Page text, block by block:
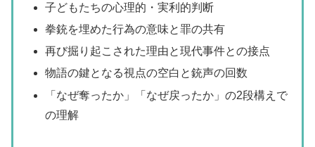
子どもたちの心理的・実利的判断
拳銃を埋めた行為の意味と罪の共有
再び掘り起こされた理由と現代事件との接点
物語の鍵となる視点の空白と銃声の回数
「なぜ奪ったか」「なぜ戻ったか」の2段構えで
の理解